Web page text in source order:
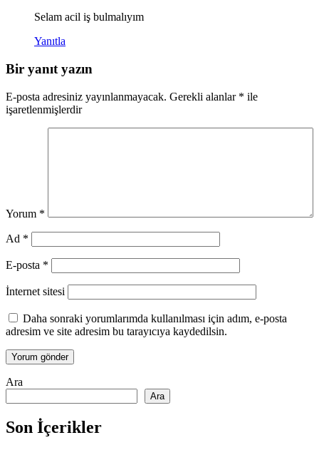
Selam acil iş bulmalıyım
Yanıtla
Bir yanıt yazın
E-posta adresiniz yayınlanmayacak. Gerekli alanlar * ile
işaretlenmişlerdir
Yorum *
Ad *
E-posta *
İnternet sitesi
Daha sonraki yorumlarımda kullanılması için adım, e-posta
adresim ve site adresim bu tarayıcıya kaydedilsin.
Ara
Ara
Son İçerikler